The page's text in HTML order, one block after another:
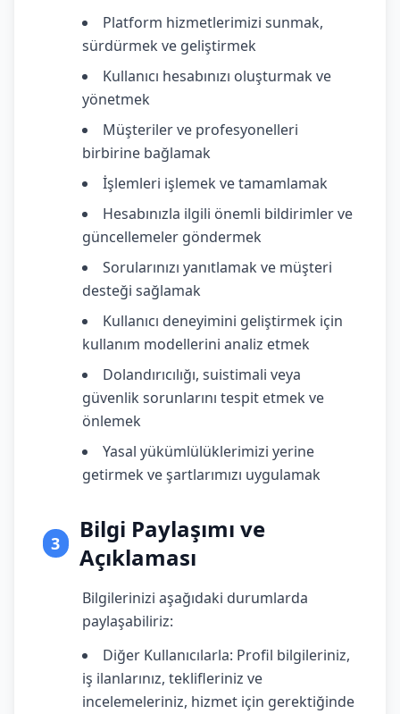
Platform hizmetlerimizi sunmak,
sürdürmek ve geliştirmek
Kullanıcı hesabınızı oluşturmak ve
yönetmek
Müşteriler ve profesyonelleri
birbirine bağlamak
İşlemleri işlemek ve tamamlamak
Hesabınızla ilgili önemli bildirimler ve
güncellemeler göndermek
Sorularınızı yanıtlamak ve müşteri
desteği sağlamak
Kullanıcı deneyimini geliştirmek için
kullanım modellerini analiz etmek
Dolandırıcılığı, suistimali veya
güvenlik sorunlarını tespit etmek ve
önlemek
Yasal yükümlülüklerimizi yerine
getirmek ve şartlarımızı uygulamak
3
Bilgi Paylaşımı ve
Açıklaması
Bilgilerinizi aşağıdaki durumlarda
paylaşabiliriz:
Diğer Kullanıcılarla: Profil bilgileriniz,
iş ilanlarınız, teklifleriniz ve
incelemeleriniz, hizmet için gerektiğinde